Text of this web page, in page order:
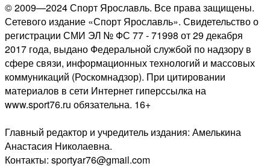
© 2009—2024 Спорт Ярославль. Все права защищены.
Сетевого издание «Спорт Ярославль». Свидетельство о
регистрации СМИ ЭЛ № ФС 77 - 71998 от 29 декабря
2017 года, выдано Федеральной службой по надзору в
сфере связи, информационных технологий и массовых
коммуникаций (Роскомнадзор). При цитировании
материалов в сети Интернет гиперссылка на
www.sport76.ru обязательна. 16+
Главный редактор и учредитель издания: Амелькина
Анастасия Николаевна.
Контакты: sportyar76@gmail.com